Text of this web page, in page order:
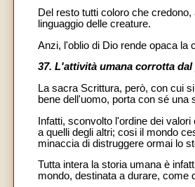
Del resto tutti coloro che
linguaggio delle creature.
Anzi, l'oblio di Dio rende opaca la
37. L'attività umana corrotta dal
La sacra Scrittura, però, con cui
bene dell'uomo, porta con sé una
Infatti, sconvolto l'ordine dei
a quelli degli altri; cosi il mondo
minaccia di distruggere ormai lo
Tutta intera la storia umana è
mondo, destinata a durare, come